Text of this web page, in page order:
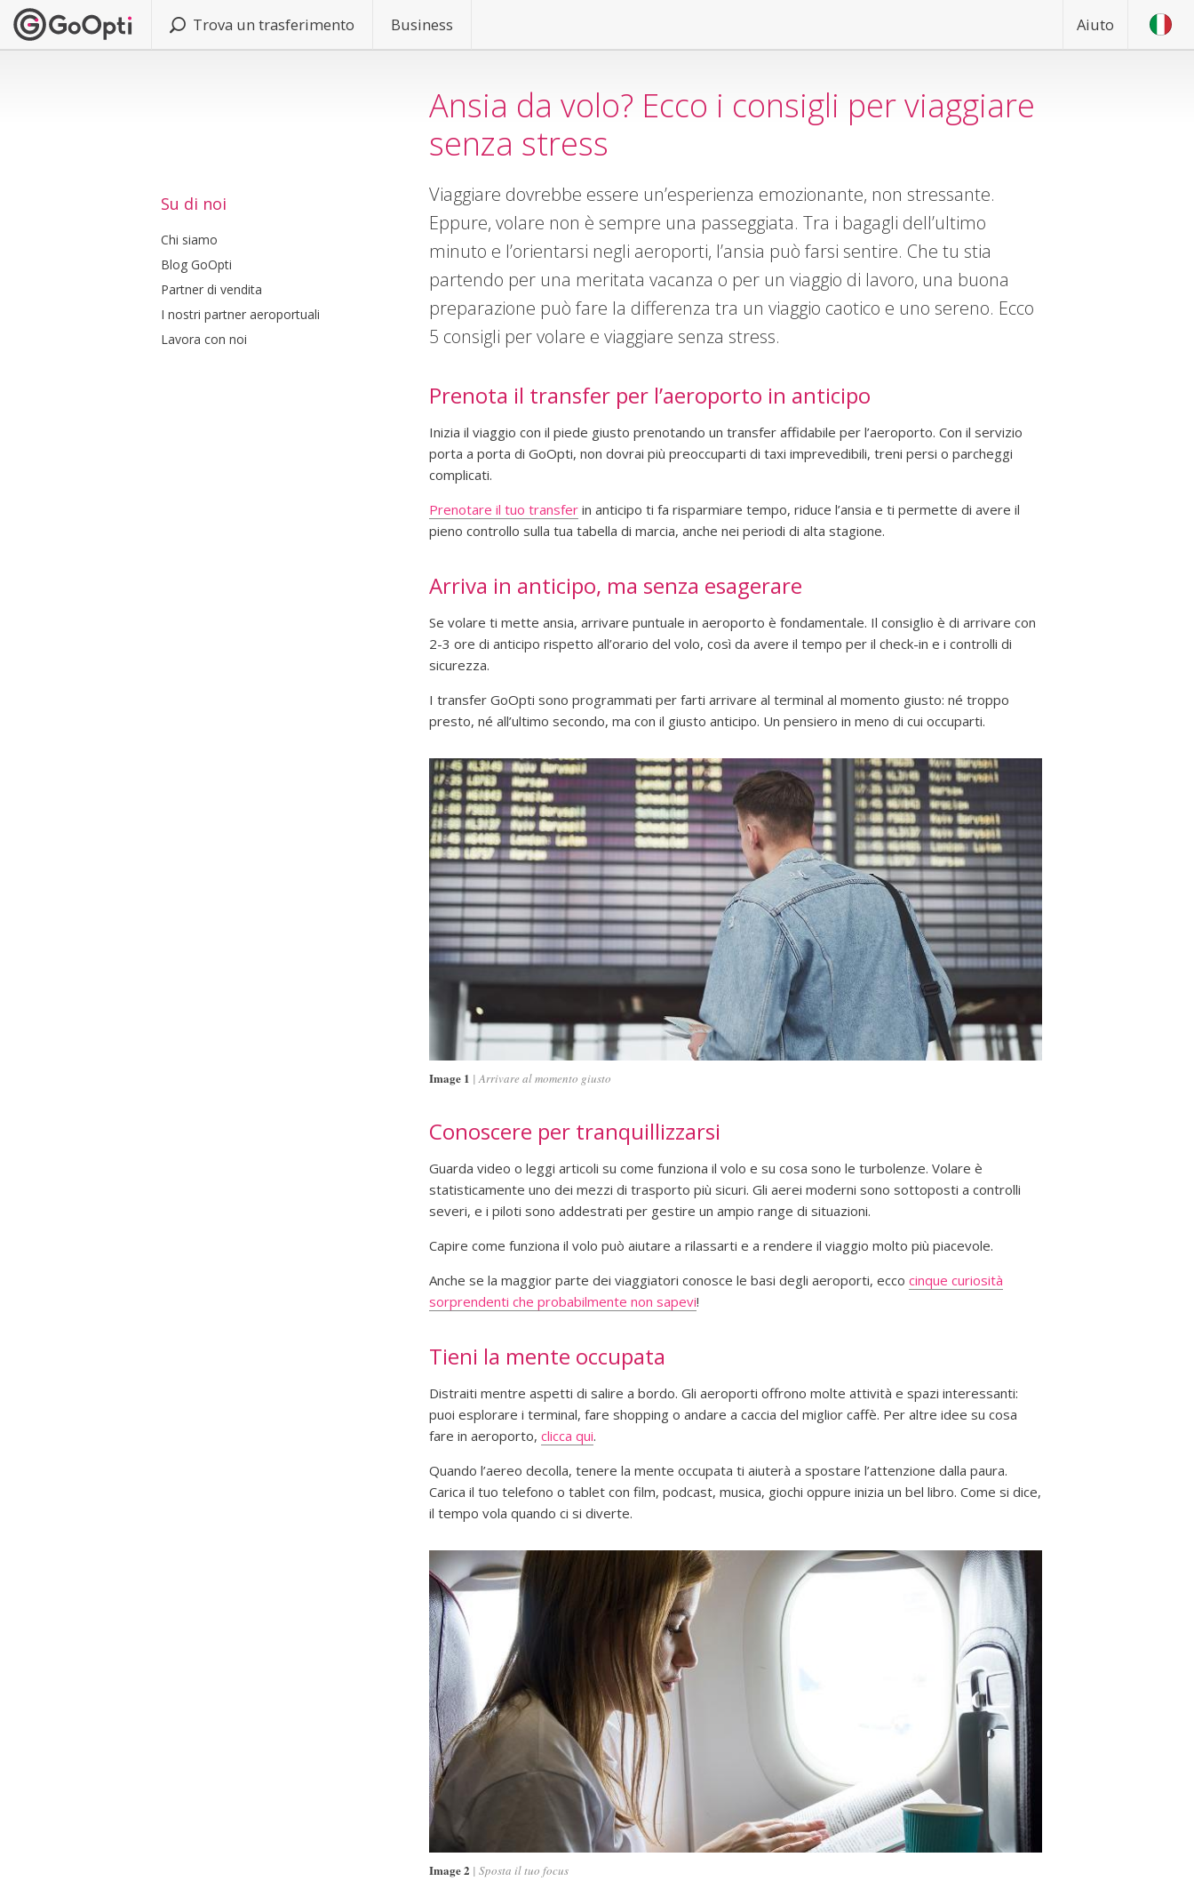
Trova un trasferimento Business Aiuto
Ansia da volo? Ecco i consigli per viaggiare
senza stress
Su di noi
Chi siamo
Blog GoOpti
Partner di vendita
I nostri partner aeroportuali
Lavora con noi
Viaggiare dovrebbe essere un’esperienza emozionante, non stressante.
Eppure, volare non è sempre una passeggiata. Tra i bagagli dell’ultimo
minuto e l’orientarsi negli aeroporti, l’ansia può farsi sentire. Che tu stia
partendo per una meritata vacanza o per un viaggio di lavoro, una buona
preparazione può fare la differenza tra un viaggio caotico e uno sereno. Ecco
5 consigli per volare e viaggiare senza stress.
Prenota il transfer per l’aeroporto in anticipo
Inizia il viaggio con il piede giusto prenotando un transfer affidabile per l’aeroporto. Con il servizio
porta a porta di GoOpti, non dovrai più preoccuparti di taxi imprevedibili, treni persi o parcheggi
complicati.
Prenotare il tuo transferin anticipo ti fa risparmiare tempo, riduce l’ansia e ti permette di avere il
pieno controllo sulla tua tabella di marcia, anche nei periodi di alta stagione.
Arriva in anticipo, ma senza esagerare
Se volare ti mette ansia, arrivare puntuale in aeroporto è fondamentale. Il consiglio è di arrivare con
2-3 ore di anticipo rispetto all’orario del volo, così da avere il tempo per il check-in e i controlli di
sicurezza.
I transfer GoOpti sono programmati per farti arrivare al terminal al momento giusto: né troppo
presto, né all’ultimo secondo, ma con il giusto anticipo. Un pensiero in meno di cui occuparti.
Image 1 Arrivare al momento giusto
Conoscere per tranquillizzarsi
Guarda video o leggi articoli su come funziona il volo e su cosa sono le turbolenze. Volare è
statisticamente uno dei mezzi di trasporto più sicuri. Gli aerei moderni sono sottoposti a controlli
severi, e i piloti sono addestrati per gestire un ampio range di situazioni.
Capire come funziona il volo può aiutare a rilassarti e a rendere il viaggio molto più piacevole.
Anche se la maggior parte dei viaggiatori conosce le basi degli aeroporti, ecco cinque curiosità
sorprendenti che probabilmente non sapevi!
Tieni la mente occupata
Distraiti mentre aspetti di salire a bordo. Gli aeroporti offrono molte attività e spazi interessanti:
puoi esplorare i terminal, fare shopping o andare a caccia del miglior caffè. Per altre idee su cosa
fare in aeroporto, clicca qui.
Quando l’aereo decolla, tenere la mente occupata ti aiuterà a spostare l’attenzione dalla paura.
Carica il tuo telefono o tablet con film, podcast, musica, giochi oppure inizia un bel libro. Come si dice,
il tempo vola quando ci si diverte.
Image 2 Sposta il tuo focus